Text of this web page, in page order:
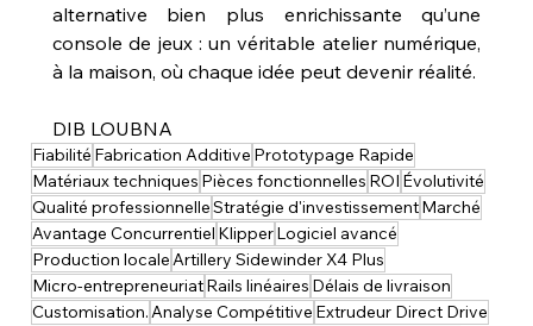
alternative bien plus enrichissante qu’une
console de jeux : un véritable atelier numérique,
à la maison, où chaque idée peut devenir réalité.
DIB LOUBNA
Fiabilité Fabrication Additive Prototypage Rapide
Matériaux techniques Pièces fonctionnelles ROI Évolutivité
Qualité professionnelleStratégie d'investissementMarché
Avantage Concurrentiel KlipperLogiciel avancé
Production localeArtillery Sidewinder X4 Plus
Micro-entrepreneuriatRails linéaires Délais de livraison
Customisation.Analyse Compétitive Extrudeur Direct Drive